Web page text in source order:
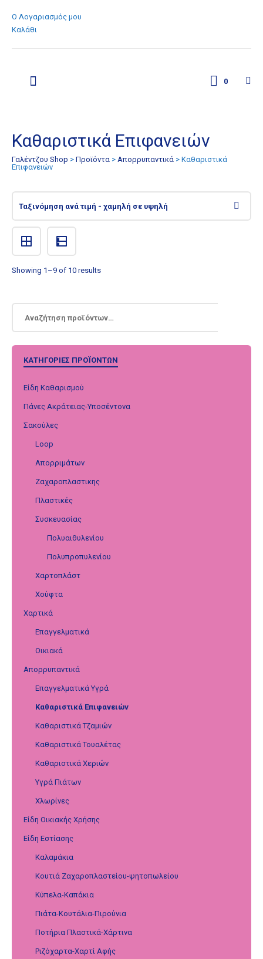
Ο Λογαριασμός μου
Καλάθι
0
Καθαριστικά Επιφανειών
Γαλέντζου Shop > Προϊόντα > Απορρυπαντικά > Καθαριστικά
Επιφανειών
Showing 1–9 of 10 results
ΚΑΤΗΓΟΡΊΕΣ ΠΡΟΪΌΝΤΩΝ
Είδη Καθαρισμού
Πάνες Ακράτειας-Υποσέντονα
Σακούλες
Loop
Απορριμάτων
Ζαχαροπλαστικης
Πλαστικές
Συσκευασίας
Πολυαιθυλενίου
Πολυπροπυλενίου
Χαρτοπλάστ
Χούφτα
Χαρτικά
Επαγγελματικά
Οικιακά
Απορρυπαντικά
Επαγγελματικά Υγρά
Καθαριστικά Επιφανειών
Καθαριστικά Τζαμιών
Καθαριστικά Τουαλέτας
Καθαριστικά Χεριών
Υγρά Πιάτων
Χλωρίνες
Είδη Οικιακής Χρήσης
Είδη Εστίασης
Καλαμάκια
Κουτιά Ζαχαροπλαστείου-ψητοπωλείου
Κύπελα-Καπάκια
Πιάτα-Κουτάλια-Πιρούνια
Ποτήρια Πλαστικά-Χάρτινα
Ριζόχαρτα-Χαρτί Αφής